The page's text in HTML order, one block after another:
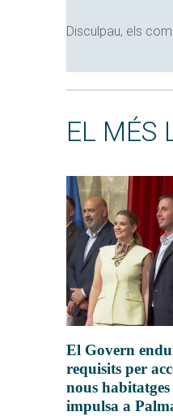
Disculpau, els
EL MÉS
El Govern
requisits per
nous
impulsa a